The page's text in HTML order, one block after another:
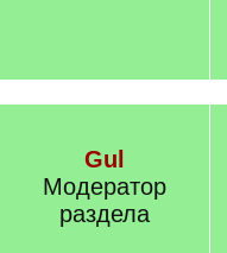
Gul
Модератор
раздела